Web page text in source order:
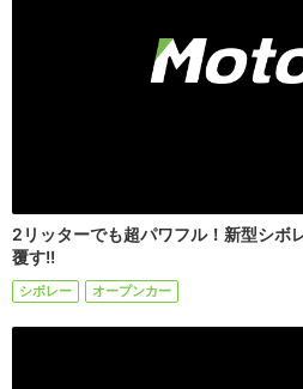
2リッターでも超パワフル！新型シボ
覆す!!
シボレー オープンカー